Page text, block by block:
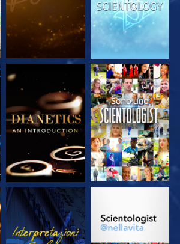
ESPLORA LE
SERIE
GUARDA
GUARDA
ESPLORA LE